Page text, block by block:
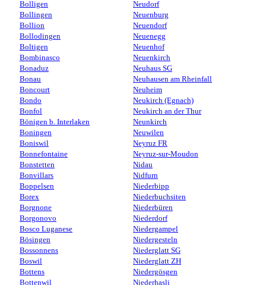
Bolligen
Bollingen
Bollion
Bollodingen
Boltigen
Bombinasco
Bonaduz
Bonau
Boncourt
Bondo
Bonfol
Bönigen b. Interlaken
Boningen
Boniswil
Bonnefontaine
Bonstetten
Bonvillars
Boppelsen
Borex
Borgnone
Borgonovo
Bosco Luganese
Bösingen
Bossonnens
Boswil
Bottens
Bottenwil
Neudorf
Neuenburg
Neuendorf
Neuenegg
Neuenhof
Neuenkirch
Neuhaus SG
Neuhausen am Rheinfall
Neuheim
Neukirch (Egnach)
Neukirch an der Thur
Neunkirch
Neuwilen
Neyruz FR
Neyruz-sur-Moudon
Nidau
Nidfurn
Niederbipp
Niederbuchsiten
Niederbüren
Niederdorf
Niedergampel
Niedergesteln
Niederglatt SG
Niederglatt ZH
Niedergösgen
Niederhasli